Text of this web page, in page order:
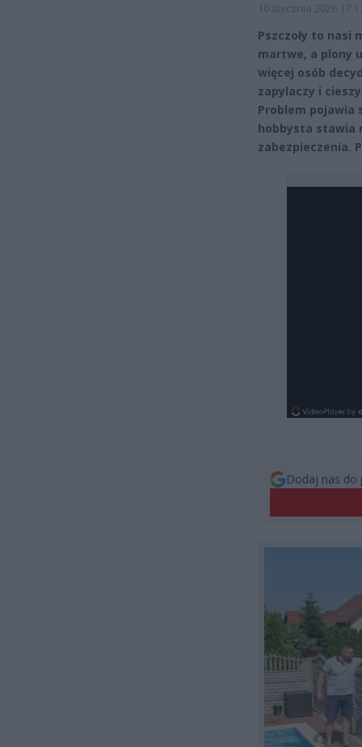
10 stycznia 2026
Pszczoły to nasi
martwe, a plony
więcej osób
zapylaczy i
Problem pojawia
hobbysta stawia
zabezpieczenia.
Dodaj nas do